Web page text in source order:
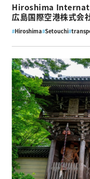
Hiroshima
広島国際空港株式会
#Hiroshima#Setouchi#